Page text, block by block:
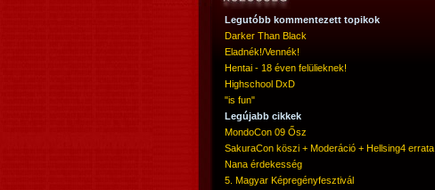
Legutóbb kommentezett topikok
Darker Than Black
Eladnék!/Vennék!
Hentai - 18 éven felülieknek!
Highschool DxD
"is fun"
Legújabb cikkek
MondoCon 09 Ősz
SakuraCon köszi + Moderáció + Hellsing4 errata
Nana érdekesség
5. Magyar Képregényfesztivál